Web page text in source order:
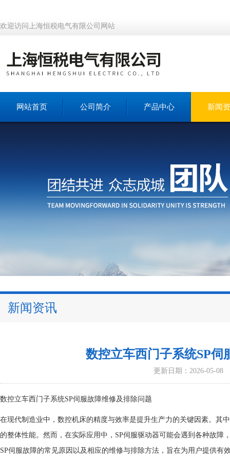
欢迎访问上海恒税电气有限公司网站
网站首页 公司简介 产品中心 新闻
新闻资讯
数控立车西门子系统SP
更新日期：2026-05-08
数控立车西门子系统SP伺服故障维修及排除问题
在现代制造业中，数控机床的精度与效率是提升生产力的关键因素。其
的整体性能。然而，在实际应用中，SP伺服驱动器可能会遇到各种故
SP伺服故障的常见原因以及相应的维修与排除方法，旨在为用户提供有